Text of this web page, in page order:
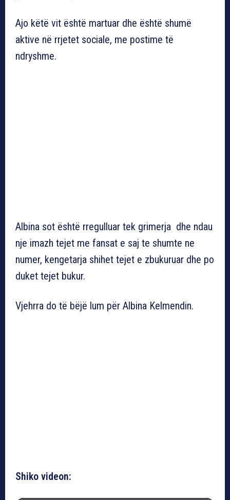
Ajo këtë vit është martuar dhe është shumë
aktive në rrjetet sociale, me postime të
ndryshme.
Albina sot është rregulluar tek grimerja dhe ndau
nje imazh tejet me fansat e saj te shumte ne
numer, kengetarja shihet tejet e zbukuruar dhe po
duket tejet bukur.
Vjehrra do të bëjë lum për Albina Kelmendin.
Shiko videon: